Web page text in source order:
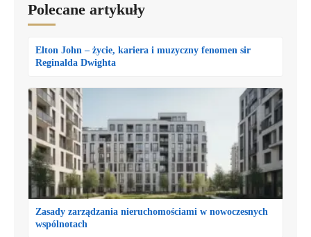
Polecane artykuły
Elton John – życie, kariera i muzyczny fenomen sir
Reginalda Dwighta
Zasady zarządzania nieruchomościami w nowoczesnych
wspólnotach